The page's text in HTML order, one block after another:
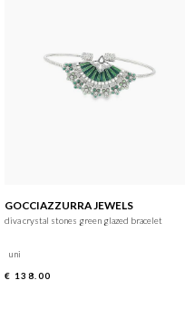
GOCCIAZZURRA JEWELS
diva crystal stones green glazed bracelet
uni
€ 138.00